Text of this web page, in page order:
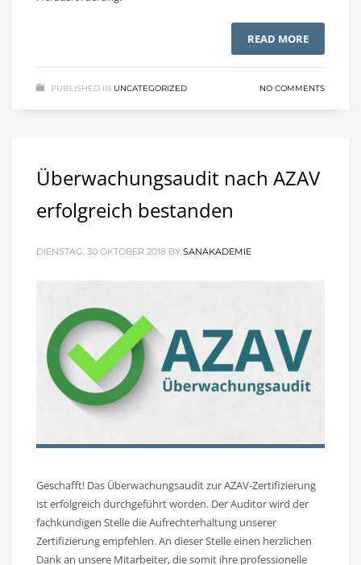
READ MORE
PUBLISHED IN UNCATEGORIZED NO COMMENTS
Überwachungsaudit nach AZAV
erfolgreich bestanden
DIENSTAG, 30 OKTOBER 2018 BY SANAKADEMIE
Geschafft! Das Überwachungsaudit zur AZAV-Zertifizierung
ist erfolgreich durchgeführt worden. Der Auditor wird der
fachkundigen Stelle die Aufrechterhaltung unserer
Zertifizierung empfehlen. An dieser Stelle einen herzlichen
Dank an unsere Mitarbeiter, die somit ihre professionelle